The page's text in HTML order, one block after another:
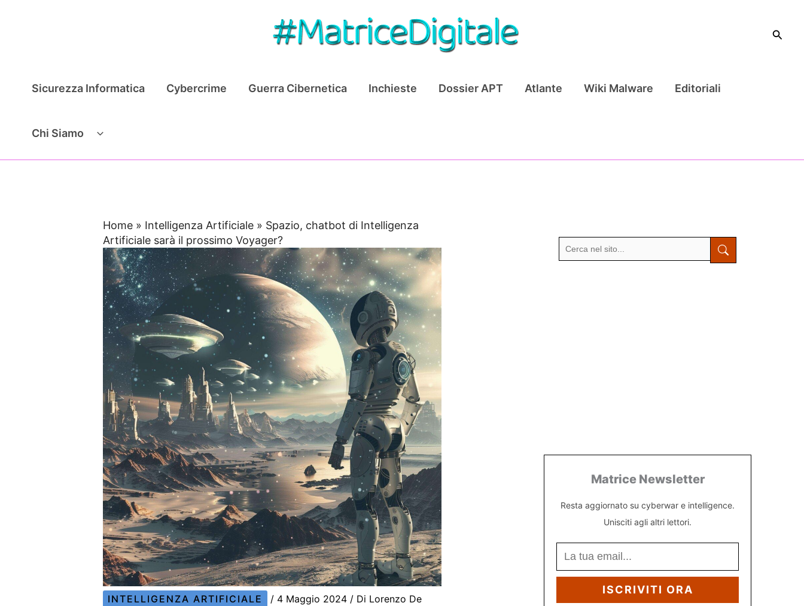
Cerca
Sicurezza Informatica Cybercrime Guerra Cibernetica Inchieste Dossier APT Atlante Wiki Malware Editoriali
Chi Siamo
Home » Intelligenza Artificiale » Spazio, chatbot di Intelligenza
Artificiale sarà il prossimo Voyager?
INTELLIGENZA ARTIFICIALE / 4 Maggio 2024 / Di Lorenzo De
Matrice Newsletter
Resta aggiornato su cyberwar e intelligence.
Unisciti agli altri lettori.
ISCRIVITI ORA